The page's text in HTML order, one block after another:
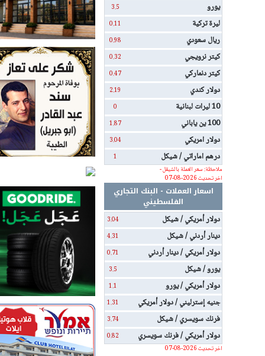
يورو 3.5
ليرة تركية 0.11
ريال سعودي 0.98
كيتر نرويجي 0.32
كيتر دنماركي 0.47
دولار كندي 2.19
10 ليرات لبنانية 0
100 ين ياباني 1.87
دولار امريكي 3.04
درهم اماراتي / شيكل
1
ملاحظة: سعر العملة بالشيقل -
اخر تحديث 2026-08-07
اسعار العملات - البنك التجاري
الفلسطيني
دولار أمريكي / شيكل
3.04
دينار أردني / شيكل 4.31
دولار أمريكي / دينار أردني 0.71
يورو / شيكل 3.5
دولار أمريكي / يورو 1.1
جنيه إسترليني / دولار أمريكي 1.31
فرنك سويسري / شيكل 3.74
دولار أمريكي / فرنك سويسري
0.82
اخر تحديث 2026-08-07